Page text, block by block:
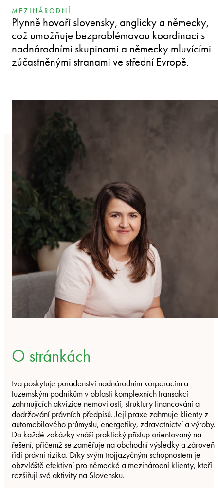
MEZINÁRODNÍ
Plynně hovoří slovensky, anglicky a německy,
což umožňuje bezproblémovou koordinaci s
nadnárodními skupinami a německy mluvícími
zúčastněnými stranami ve střední Evropě.
O stránkách
Iva poskytuje poradenství nadnárodním korporacím a
tuzemským podnikům v oblasti komplexních transakcí
zahrnujících akvizice nemovitostí, struktury financování a
dodržování právních předpisů. Její praxe zahrnuje klienty z
automobilového průmyslu, energetiky, zdravotnictví a výroby.
Do každé zakázky vnáší praktický přístup orientovaný na
řešení, přičemž se zaměřuje na obchodní výsledky a zároveň
řídí právní rizika. Díky svým trojjazyčným schopnostem je
obzvláště efektivní pro německé a mezinárodní klienty, kteří
rozšiřují své aktivity na Slovensku.